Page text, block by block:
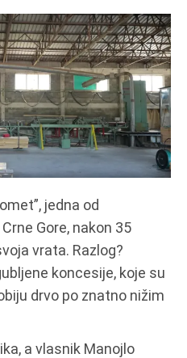
jedna od
Gore, nakon 35
vrata. Razlog?
koncesije, koje su
drvo po znatno nižim
a vlasnik Manojlo